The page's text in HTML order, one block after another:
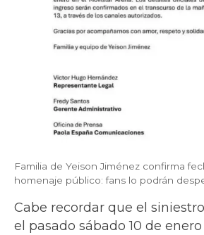
Familia de Yeison Jiménez confirma
homenaje público: fans lo podrán
Cabe recordar que el
el pasado sábado 10 de